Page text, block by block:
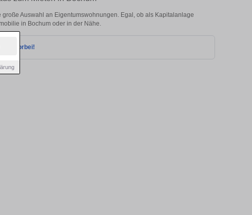
Auswahl an Eigentumswohnungen. Egal, ob als Kapitalanlage
in Bochum oder in der Nähe.
vorbei!